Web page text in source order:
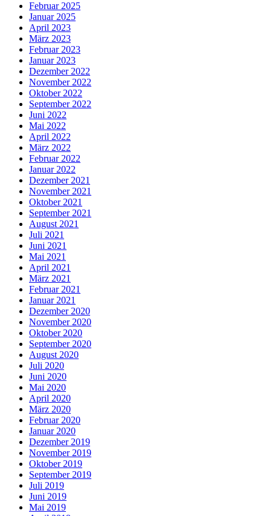
Februar 2025
Januar 2025
April 2023
März 2023
Februar 2023
Januar 2023
Dezember 2022
November 2022
Oktober 2022
September 2022
Juni 2022
Mai 2022
April 2022
März 2022
Februar 2022
Januar 2022
Dezember 2021
November 2021
Oktober 2021
September 2021
August 2021
Juli 2021
Juni 2021
Mai 2021
April 2021
März 2021
Februar 2021
Januar 2021
Dezember 2020
November 2020
Oktober 2020
September 2020
August 2020
Juli 2020
Juni 2020
Mai 2020
April 2020
März 2020
Februar 2020
Januar 2020
Dezember 2019
November 2019
Oktober 2019
September 2019
Juli 2019
Juni 2019
Mai 2019